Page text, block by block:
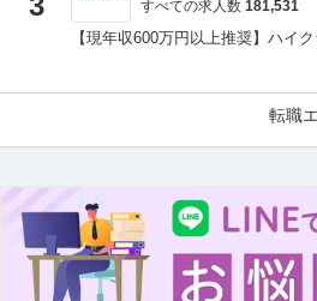
すべての求人数 181,531
【現年収600万円以上推奨】ハイ
転職